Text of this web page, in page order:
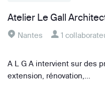
Atelier Le Gall
Nantes 1
A L G A intervient sur des
extension, rénovation,...